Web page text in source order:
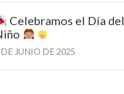
Celebramos el Día del
JUNIO DE 2025